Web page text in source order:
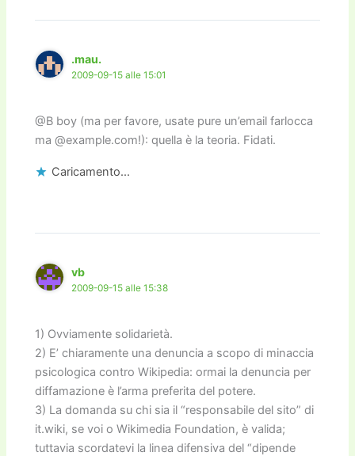
.mau.
2009-09-15 alle 15:01
@B boy (ma per favore, usate pure un’email farlocca
ma @example.com!): quella è la teoria. Fidati.
Caricamento...
vb
2009-09-15 alle 15:38
1) Ovviamente solidarietà.
2) E’ chiaramente una denuncia a scopo di minaccia
psicologica contro Wikipedia: ormai la denuncia per
diffamazione è l’arma preferita del potere.
3) La domanda su chi sia il “responsabile del sito” di
it.wiki, se voi o Wikimedia Foundation, è valida;
tuttavia scordatevi la linea difensiva del “dipende